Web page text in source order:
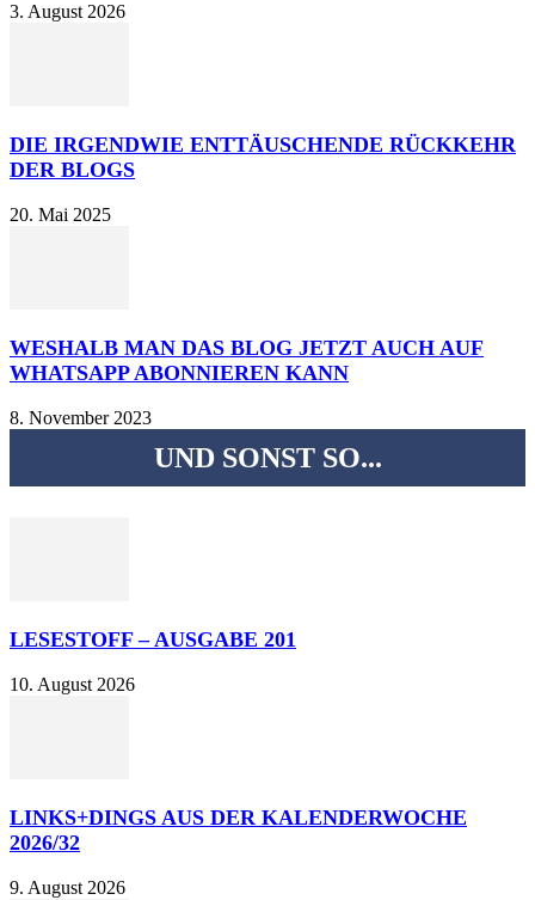
3. August 2026
DIE IRGENDWIE ENTTÄUSCHENDE RÜCKKEHR
DER BLOGS
20. Mai 2025
WESHALB MAN DAS BLOG JETZT AUCH AUF
WHATSAPP ABONNIEREN KANN
8. November 2023
UND SONST SO...
LESESTOFF – AUSGABE 201
10. August 2026
LINKS+DINGS AUS DER KALENDERWOCHE
2026/32
9. August 2026